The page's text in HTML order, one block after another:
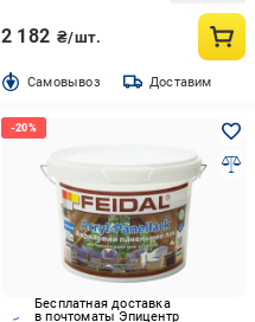
2 182 ₴/шт.
Cамовывоз Доставим
Бесплатная доставка
в почтоматы Эпицентр